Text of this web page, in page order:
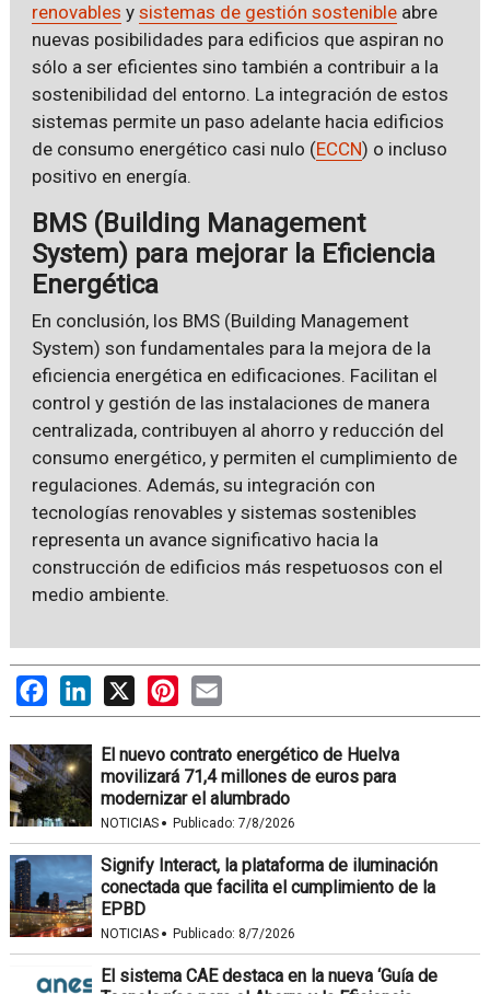
renovables y sistemas de gestión sostenibleabre
nuevas posibilidades para edificios que aspiran no
sólo a ser eficientes sino también a contribuir a la
sostenibilidad del entorno. La integración de estos
sistemas permite un paso adelante hacia edificios
de consumo energético casi nulo (ECCN) o incluso
positivo en energía.
BMS (Building Management
System) para mejorar la Eficiencia
Energética
En conclusión, los BMS (Building Management
System) son fundamentales para la mejora de la
eficiencia energética en edificaciones. Facilitan el
control y gestión de las instalaciones de manera
centralizada, contribuyen al ahorro y reducción del
consumo energético, y permiten el cumplimiento de
regulaciones. Además, su integración con
tecnologías renovables y sistemas sostenibles
representa un avance significativo hacia la
construcción de edificios más respetuosos con el
medio ambiente.
FacebookLinkedIn
X PinterestEmail
El nuevo contrato energético de Huelva
movilizará 71,4 millones de euros para
modernizar el alumbrado
NOTICIAS · Publicado: 7/8/2026
Signify Interact, la plataforma de iluminación
conectada que facilita el cumplimiento de la
EPBD
NOTICIAS · Publicado: 8/7/2026
El sistema CAE destaca en la nueva ‘Guía de